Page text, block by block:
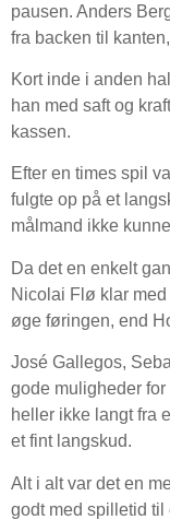
pausen. Anders
fra backen til
Kort inde i anden
han med saft og
kassen.
Efter en times spil
fulgte op på et
målmand ikke
Da det en enkelt
Nicolai Flø klar
øge føringen, end
José Gallegos,
gode muligheder
heller ikke langt fra
et fint langskud.
Alt i alt var det en
godt med spilletid